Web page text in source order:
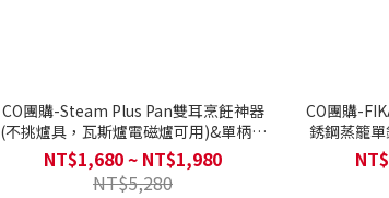
CO團購-Steam Plus Pan雙耳烹飪神器
(不挑爐具，瓦斯爐電磁爐可用)&單柄烹
飪神器(僅適用瓦斯爐) 送烘焙三件組+防
燙夾
NT$1,680 ~ NT$1,980
NT$5,280
CO團購-
銹鋼蒸籠